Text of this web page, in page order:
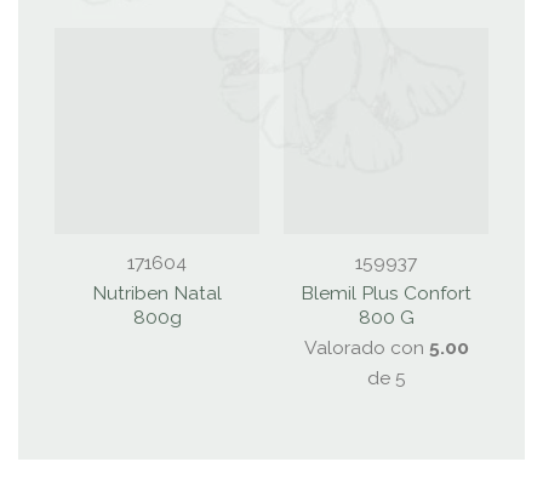
171604
Nutriben Natal
800g
159937
Blemil Plus Confort
800 G
Valorado con 5.00
de 5